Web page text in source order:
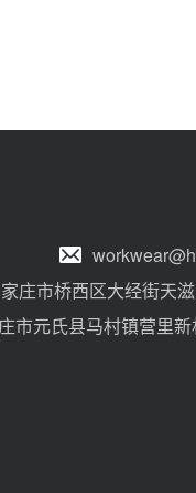
庄市桥西区大经街天
市元氏县马村镇营里